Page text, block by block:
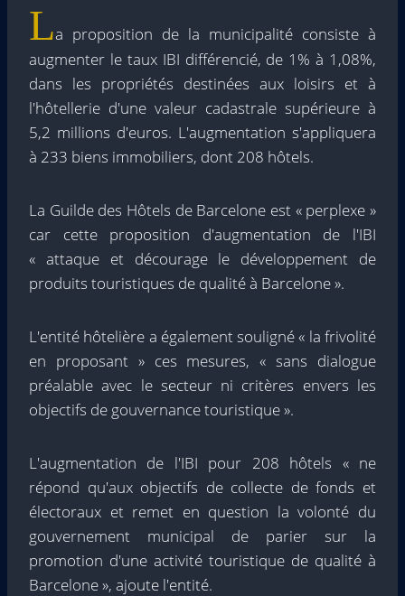
La proposition de la municipalité consiste à
augmenter le taux IBI différencié, de 1% à 1,08%,
dans les propriétés destinées aux loisirs et à
l'hôtellerie d'une valeur cadastrale supérieure à
5,2 millions d'euros. L'augmentation s'appliquera
à 233 biens immobiliers, dont 208 hôtels.
La Guilde des Hôtels de Barcelone est « perplexe »
car cette proposition d'augmentation de l'IBI
« attaque et décourage le développement de
produits touristiques de qualité à Barcelone ».
L'entité hôtelière a également souligné « la frivolité
en proposant » ces mesures, « sans dialogue
préalable avec le secteur ni critères envers les
objectifs de gouvernance touristique ».
L'augmentation de l'IBI pour 208 hôtels « ne
répond qu'aux objectifs de collecte de fonds et
électoraux et remet en question la volonté du
gouvernement municipal de parier sur la
promotion d'une activité touristique de qualité à
Barcelone », ajoute l'entité.